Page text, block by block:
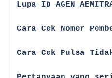
Lupa ID AGEN
Cara Cek Nomer
Cara Cek Pulsa